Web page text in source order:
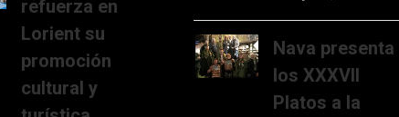
refuerza en
Lorient su
promoción
cultural y
Nava presenta
los XXXVII
Platos a la